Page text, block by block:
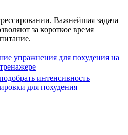
Важнейшая задача
за короткое время
упражнения для похудения на
интенсивность
для похудения